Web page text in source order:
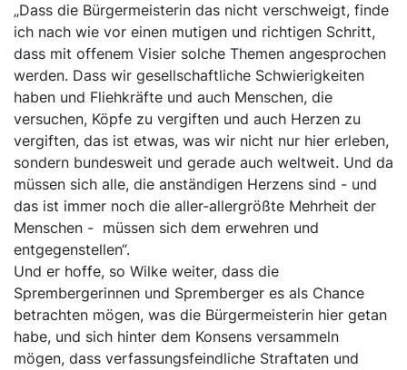
„Dass die Bürgermeisterin das nicht verschweigt, finde
ich nach wie vor einen mutigen und richtigen Schritt,
dass mit offenem Visier solche Themen angesprochen
werden. Dass wir gesellschaftliche Schwierigkeiten
haben und Fliehkräfte und auch Menschen, die
versuchen, Köpfe zu vergiften und auch Herzen zu
vergiften, das ist etwas, was wir nicht nur hier erleben,
sondern bundesweit und gerade auch weltweit. Und da
müssen sich alle, die anständigen Herzens sind - und
das ist immer noch die aller-allergrößte Mehrheit der
Menschen - müssen sich dem erwehren und
entgegenstellen“.
Und er hoffe, so Wilke weiter, dass die
Sprembergerinnen und Spremberger es als Chance
betrachten mögen, was die Bürgermeisterin hier getan
habe, und sich hinter dem Konsens versammeln
mögen, dass verfassungsfeindliche Straftaten und